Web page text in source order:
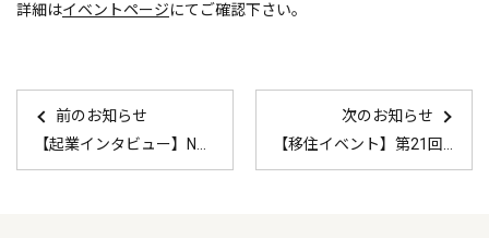
詳細はイベントページにてご確認下さい。
前のお知らせ
次のお知らせ